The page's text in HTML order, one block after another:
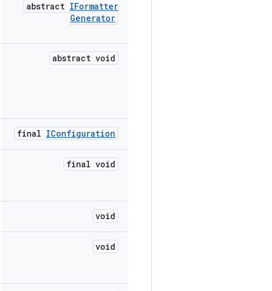
abstract IFormatter
Generator
abstract void
final IConfiguration
final void
void
void